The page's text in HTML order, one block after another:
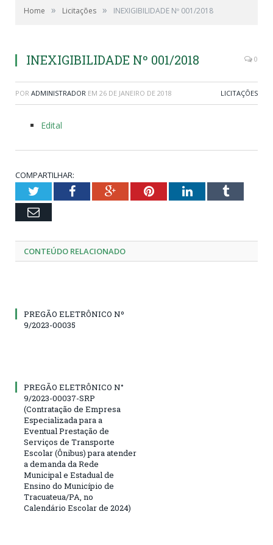
Home » Licitações » INEXIGIBILIDADE Nº 001/2018
INEXIGIBILIDADE Nº 001/2018 0
POR ADMINISTRADOR EM 26 DE JANEIRO DE 2018 LICITAÇÕES
Edital
COMPARTILHAR:
TwitterFacebookGoogle+PinterestLinkedInTumblr
Email
CONTEÚDO RELACIONADO
PREGÃO ELETRÔNICO Nº
9/2023-00035
PREGÃO ELETRÔNICO N°
9/2023-00037-SRP
(Contratação de Empresa
Especializada para a
Eventual Prestação de
Serviços de Transporte
Escolar (Ônibus) para atender
a demanda da Rede
Municipal e Estadual de
Ensino do Município de
Tracuateua/PA, no
Calendário Escolar de 2024)